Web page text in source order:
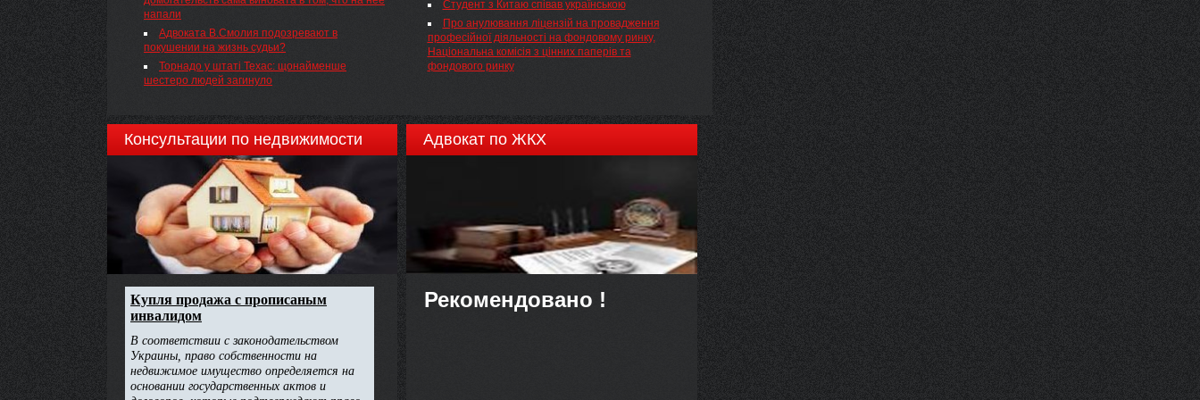
напали
Адвоката В.Смолия подозревают в
покушении на жизнь судьи?
Торнадо у штаті Техас: щонайменше
шестеро людей загинуло
магістральним трубопроводом, на 2013 рік
Студент з Китаю співав українською
Про анулювання ліцензій на провадження
професійної діяльності на фондовому ринку,
Національна комісія з цінних паперів та
фондового ринку
Консультации по недвижимости Адвокат по ЖКХ
Рекомендовано !